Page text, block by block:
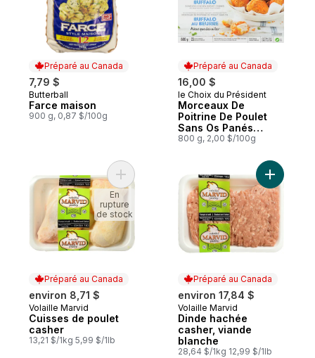
Préparé au Canada
7,79 $
Préparé au Canada
Butterball
Farce maison
900 g, 0,87 $/100g
Préparé au Canada
16,00 $
Préparé au Canada
le Choix du Président
Morceaux De
Poitrine De Poulet
Sans Os Panés
Mieux Que Des Ailes
800 g, 2,00 $/100g
Préparé au Canada
environ 8,71 $
Préparé au Canada
Volaille Marvid
Cuisses de poulet
casher
13,21 $/1kg 5,99 $/1lb
Ajouter Cuisses de poulet casher au
En
rupture
de stock
Préparé au Canada
environ 17,84 $
Préparé au Canada
Volaille Marvid
Dinde hachée
casher, viande
blanche
28,64 $/1kg 12,99 $/1lb
Ajouter